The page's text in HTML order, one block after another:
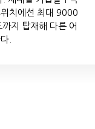
치에선 최대 9000
지 탑재해 다른 어
.